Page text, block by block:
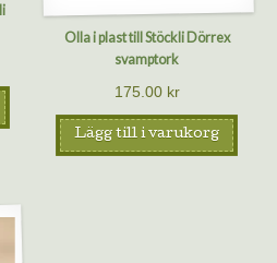
Olla i plast till Stöckli Dörrex
svamptork
175.00 kr
Lägg till i varukorg